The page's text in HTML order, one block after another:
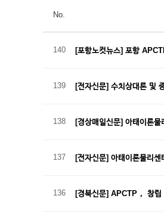
No.
140 [포항노컷뉴스] 포항
139 [전자신문] 수치상대론 및
138 [경상매일신문] 아태이론물
137 [전자신문] 아태이론물리
136 [경북신문] APCTP， 창립